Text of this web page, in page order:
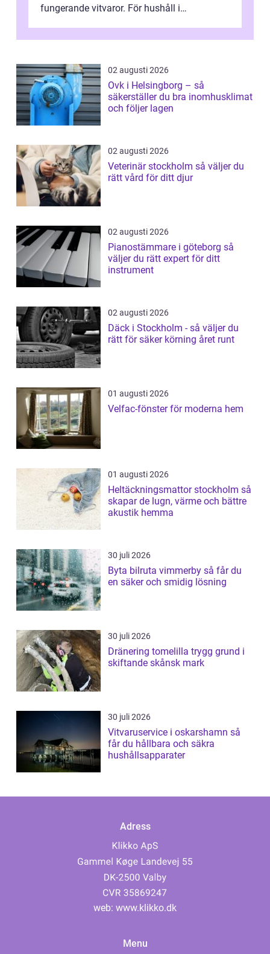
fungerande vitvaror. För hushåll i
vitvaruservice en...
02 augusti 2026
Ovk i Helsingborg – så
säkerställer du bra inomhusklimat
och följer lagen
02 augusti 2026
Veterinär stockholm så väljer du
rätt vård för ditt djur
02 augusti 2026
Pianostämmare i göteborg så
väljer du rätt expert för ditt
instrument
02 augusti 2026
Däck i Stockholm - så väljer du
rätt för säker körning året runt
01 augusti 2026
Velfac-fönster för moderna hem
01 augusti 2026
Heltäckningsmattor stockholm så
skapar de lugn, värme och bättre
akustik hemma
30 juli 2026
Byta bilruta vimmerby så får du
en säker och smidig lösning
30 juli 2026
Dränering tomelilla trygg grund i
skiftande skånsk mark
30 juli 2026
Vitvaruservice i oskarshamn så
får du hållbara och säkra
hushållsapparater
Adress
web: www.klikko.dk
Menu